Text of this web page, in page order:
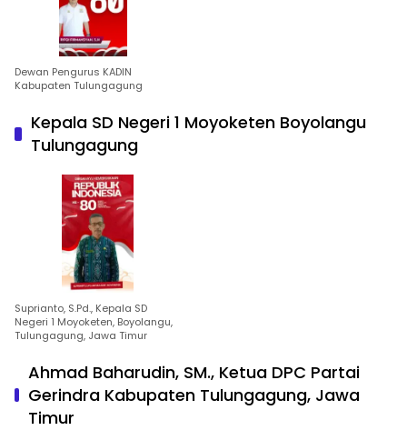
Dewan Pengurus KADIN
Kabupaten Tulungagung
Kepala SD Negeri 1 Moyoketen Boyolangu
Tulungagung
Suprianto, S.Pd., Kepala SD
Negeri 1 Moyoketen, Boyolangu,
Tulungagung, Jawa Timur
Ahmad Baharudin, SM., Ketua DPC Partai
Gerindra Kabupaten Tulungagung, Jawa
Timur